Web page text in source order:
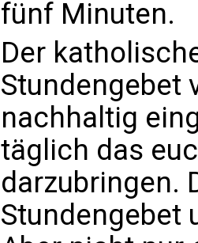
fünf Minuten.
Der
Stundengebet
nachhaltig
täglich das
darzubringen.
Stundengebet